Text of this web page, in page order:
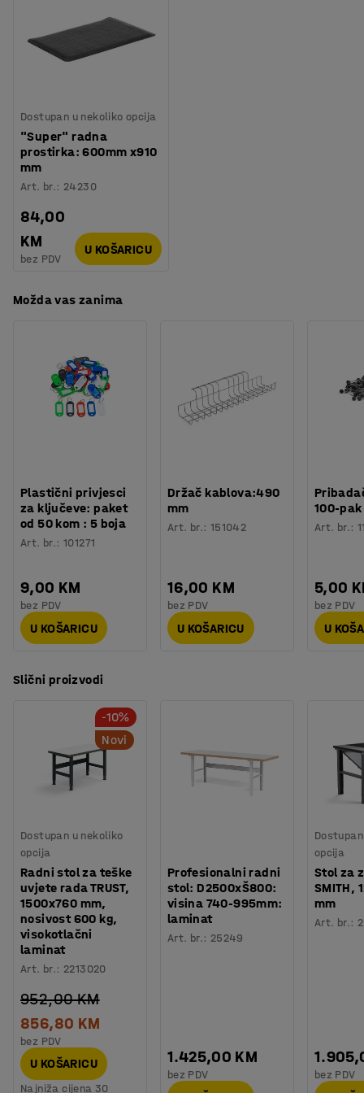
38,01 kg
Montaža
Dolazi sastavljeno
Dostupan u nekoliko opcija
"Super" radna
prostirka: 600mm x910
mm
Art. br.: 24230
84,00
KM
bez PDV
U KOŠARICU
Možda vas zanima
Plastični privjesci
za ključeve: paket
od 50 kom : 5 boja
Art. br.:101271
9,00 KM
bez PDV
U KOŠARICU
Držač kablova:490
mm
Art. br.: 151042
16,00 KM
bez PDV
U KOŠARICU
100-pak
Art. br.:
5,00
bez PDV
U
Slični proizvodi
-10%
Novi
Dostupan u nekoliko
opcija
Radni stol za teške
uvjete rada TRUST,
1500x760 mm,
nosivost 600 kg,
visokotlačni
laminat
Art. br.: 2213020
856,80 KM
952,00 KM
bez PDV
U KOŠARICU
Najniža cijena 30
Profesionalni radni
stol: D2500xŠ800:
visina 740-995mm:
laminat
Art. br.: 25249
1.425,00 KM
bez PDV
opcija
Stol za
SMITH,
mm
Art. br.:
bez PDV